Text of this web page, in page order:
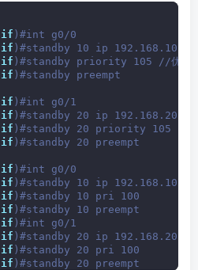
if )#int g0/0
if )#standby 10 ip
if )#standby priority 105 //优先级
if )#standby preempt
if )#int g0/1
if )#standby 20 ip
if )#standby 20 priority 105
if )#standby 20 preempt
if )#int g0/0
if )#standby 10 ip
if )#standby 10 pri 100
if )#standby 10 preempt
if )#int g0/1
if )#standby 20 ip
if )#standby 20 pri 100
if )#standby 20 preempt